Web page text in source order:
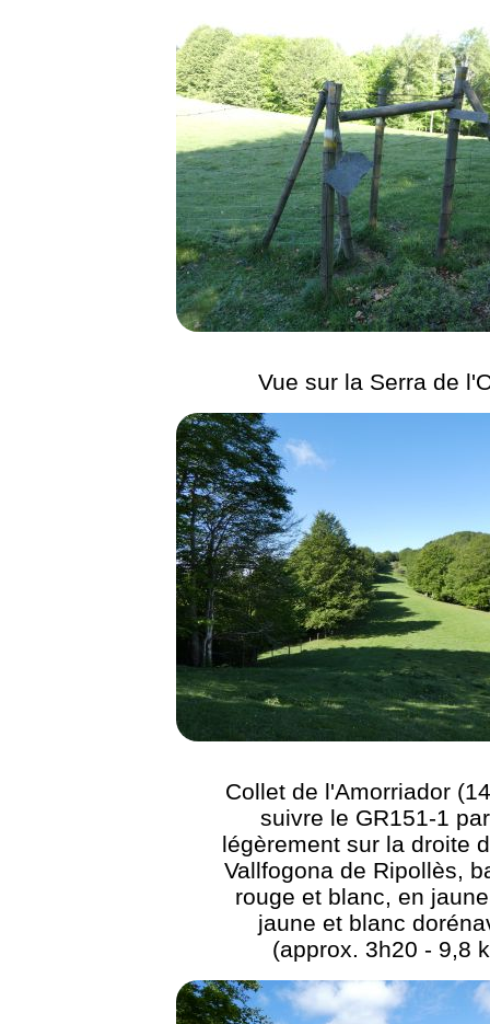
Vue sur la Serra de
Collet de l'Amorriador
suivre le GR151-1
légèrement sur la droite
Vallfogona de Ripollès,
rouge et blanc, en
jaune et blanc
(approx. 3h20 - 9,8